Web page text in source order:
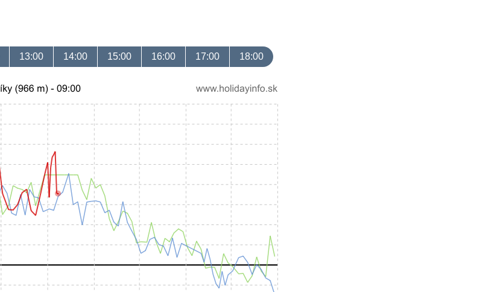
13:00 14:00 15:00 16:00 17:00 18:00